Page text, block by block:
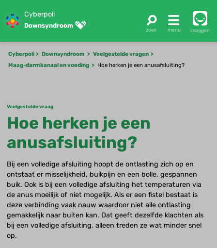
Cyberpoli
Downsyndroom
inloggen
Cyberpoli Downsyndroom
Veelgestelde vragen
Maag-darmkanaal en voeding
Hoe herken je een anusafsluiting?
Veelgestelde vraag
Hoe herken je een
anusafsluiting?
Bij een volledige afsluiting hoopt de ontlasting zich op en
ontstaat er misselijkheid, buikpijn en een bolle, gespannen
buik. Ook is bij een volledige afsluiting het temperaturen via
de anus moeilijk of niet mogelijk. Als er een fistel bestaat is
deze verbinding vaak nauw waardoor niet alle ontlasting
gemakkelijk naar buiten kan. Dat geeft dezelfde klachten als
bij een volledige afsluiting, alleen treden ze wat minder snel
op.